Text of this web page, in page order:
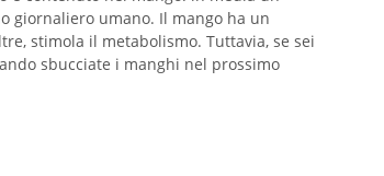
giornaliero umano. Il mango ha un
stimola il metabolismo. Tuttavia, se sei
sbucciate i manghi nel prossimo